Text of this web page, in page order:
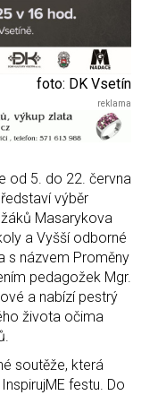
foto: DK Vsetín
od 5. do 22. června
výběr
Masarykova
a Vyšší odborné
s názvem Proměny
pedagožek Mgr.
a nabízí pestrý
života očima
soutěže, která
festu. Do